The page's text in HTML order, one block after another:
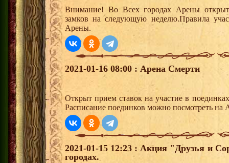
Внимание! Во Всех городах Арены
замков на следующую неделю.Правила
Арены.
2021-01-16 08:00 : Арена Смерти
Открыт прием ставок на участие в
Расписание поединков можно посмотреть на
2021-01-15 12:23 : Акция "Друзья и
городах.